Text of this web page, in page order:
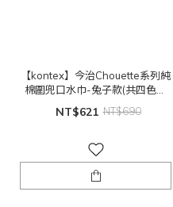
【kontex】今治Chouette系列純
棉圍兜口水巾-兔子款(共四色可
NT$621 NT$690